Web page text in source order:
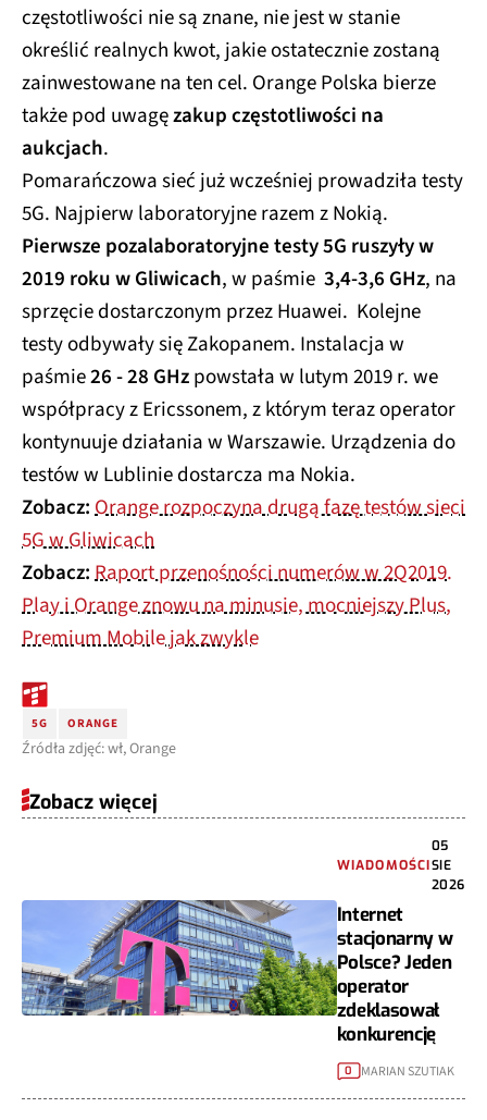
częstotliwości nie są znane, nie jest w stanie
określić realnych kwot, jakie ostatecznie zostaną
zainwestowane na ten cel. Orange Polska bierze
także pod uwagęzakup częstotliwości na
aukcjach.
Pomarańczowa sieć już wcześniej prowadziła testy
5G. Najpierw laboratoryjne razem z Nokią.
Pierwsze pozalaboratoryjne testy 5G ruszyły w
2019 roku w Gliwicach, w paśmie 3,4-3,6 GHz, na
sprzęcie dostarczonym przez Huawei. Kolejne
testy odbywały się Zakopanem. Instalacja w
paśmie26 - 28 GHzpowstała w lutym 2019 r. we
współpracy z Ericssonem, z którym teraz operator
kontynuuje działania w Warszawie. Urządzenia do
testów w Lublinie dostarcza ma Nokia.
Zobacz:Orange rozpoczyna drugą fazę testów sieci
5G w Gliwicach
Zobacz:Raport przenośności numerów w 2Q2019.
Play i Orange znowu na minusie, mocniejszy Plus,
Premium Mobile jak zwykle
5G ORANGE
Źródła zdjęć: wł, Orange
Zobacz więcej
WIADOMOŚCI
05
SIE
2026
Internet
stacjonarny w
Polsce? Jeden
operator
zdeklasował
konkurencję
0 MARIAN SZUTIAK